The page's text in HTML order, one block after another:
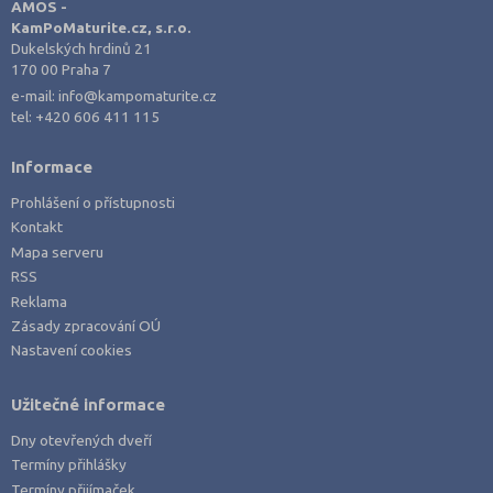
AMOS -
KamPoMaturite.cz, s.r.o.
Dukelských hrdinů 21
170 00 Praha 7
e-mail:info@kampomaturite.cz
tel: +420 606 411 115
Informace
Prohlášení o přístupnosti
Kontakt
Mapa serveru
RSS
Reklama
Zásady zpracování OÚ
Nastavení cookies
Užitečné informace
Dny otevřených dveří
Termíny přihlášky
Termíny přijímaček